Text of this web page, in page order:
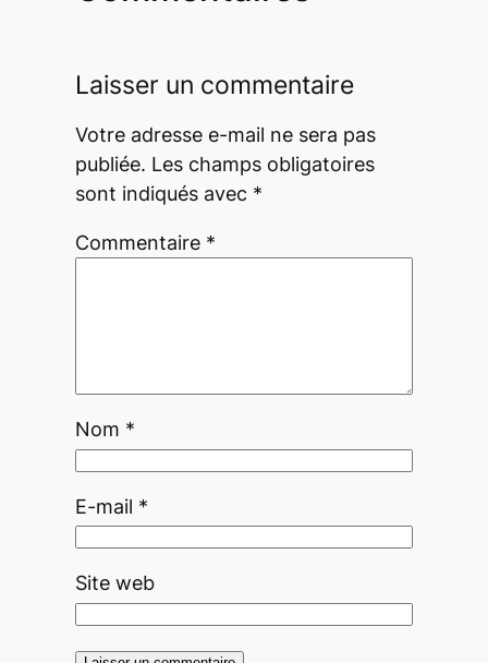
Laisser un commentaire
Votre adresse e-mail ne sera pas
publiée. Les champs obligatoires
sont indiqués avec *
Commentaire *
Nom *
E-mail *
Site web